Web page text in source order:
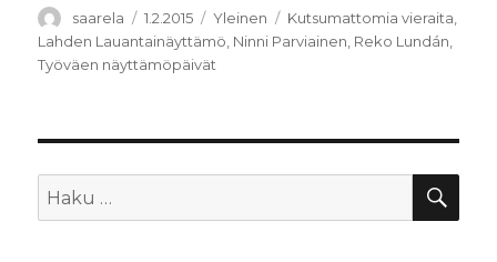
Kirjoittaja
saarela Julkaistu
1.2.2015 Kategoriat
Yleinen Avainsanat
Kutsumattomia vieraita
Lahden Lauantainäyttämö Ninni Parviainen Reko Lundán
Työväen näyttämöpäivät
Etsi: